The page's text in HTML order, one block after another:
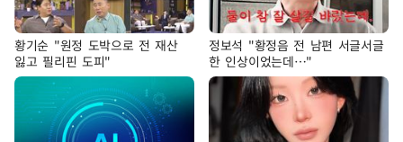
황기순 "원정 도박으로 전 재산
잃고 필리핀 도피"
정보석 "황정음 전 남편 서글서글
한 인상이었는데…"